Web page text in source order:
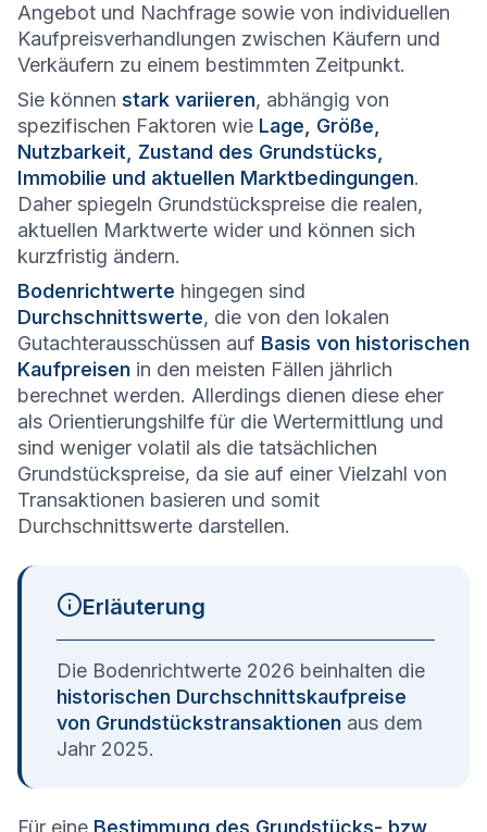
Angebot und Nachfrage sowie von individuellen
Kaufpreisverhandlungen zwischen Käufern und
Verkäufern zu einem bestimmten Zeitpunkt.
Sie können stark variieren, abhängig von
spezifischen Faktoren wie Lage, Größe,
Nutzbarkeit, Zustand des Grundstücks,
Immobilie und aktuellen Marktbedingungen.
Daher spiegeln Grundstückspreise die realen,
aktuellen Marktwerte wider und können sich
kurzfristig ändern.
Bodenrichtwerte hingegen sind
Durchschnittswerte, die von den lokalen
Gutachterausschüssen auf Basis von historischen
Kaufpreisen in den meisten Fällen jährlich
berechnet werden. Allerdings dienen diese eher
als Orientierungshilfe für die Wertermittlung und
sind weniger volatil als die tatsächlichen
Grundstückspreise, da sie auf einer Vielzahl von
Transaktionen basieren und somit
Durchschnittswerte darstellen.
Erläuterung
Die Bodenrichtwerte 2026 beinhalten die
historischen Durchschnittskaufpreise
von Grundstückstransaktionen aus dem
Jahr 2025.
Für eine Bestimmung des Grundstücks- bzw